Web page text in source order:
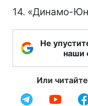
14. «Динамо-
Не
наши
Или